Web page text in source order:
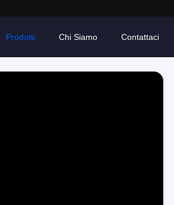
Prodotti Chi Siamo Contattaci